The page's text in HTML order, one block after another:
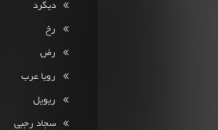
دیگرد
رخ
رض
رویا عرب
ریویل
سجاد رجبی